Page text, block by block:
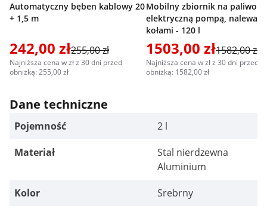
Automatyczny bęben kablowy 20
+ 1,5 m
242,00 zł255,00 zł
Najniższa cena w zł z 30 dni przed
obniżką: 255,00 zł
Mobilny zbiornik na paliwo -
elektryczną pompą,
kołami - 120 l
1503,00 zł1582,00 zł
Najniższa cena w zł z 30 dni przed
obniżką: 1582,00 zł
Dane techniczne
Pojemność
2 l
Materiał
Stal nierdzewna
Aluminium
Kolor
Srebrny